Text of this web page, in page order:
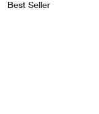
Best Seller